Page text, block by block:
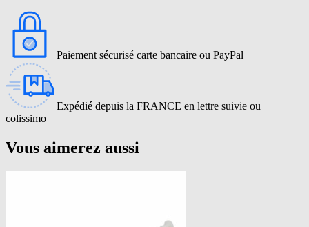
Paiement sécurisé carte bancaire ou PayPal
Expédié depuis la FRANCE en lettre suivie ou
colissimo
Vous aimerez aussi